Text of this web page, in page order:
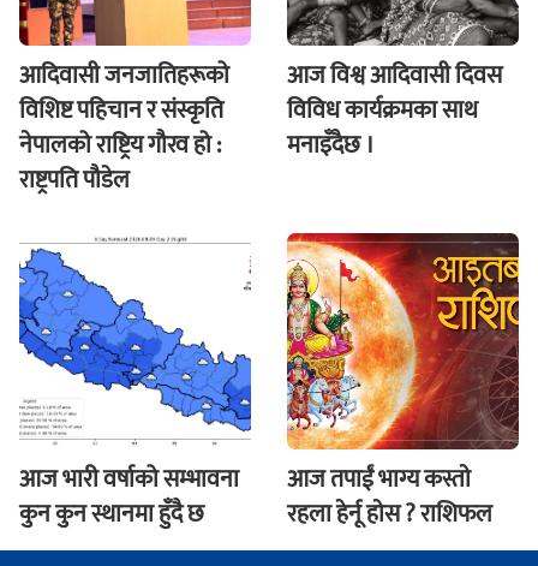
आदिवासी जनजातिहरूको
विशिष्ट पहिचान र संस्कृति
नेपालको राष्ट्रिय गौरव हो :
राष्ट्रपति पौडेल
आज विश्व आदिवासी दिवस
विविध कार्यक्रमका साथ
मनाइँदैछ ।
आज भारी वर्षाको सम्भावना
कुन कुन स्थानमा हुँदै छ
आज तपाईं भाग्य कस्ताे
रहला हेर्नू हाेस ? राशिफल